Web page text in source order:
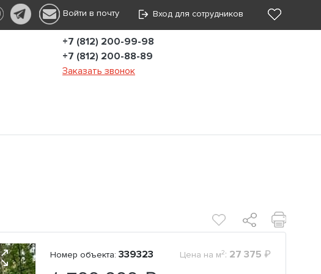
Войти в почту Вход для сотрудников
+7 (812) 200-99-98
+7 (812) 200-88-89
Заказать звонок
Номер объекта: 339323 Цена на м2: 27 375 ₽